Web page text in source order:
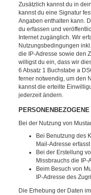
Zusätzlich kannst du in
kannst du eine Signatur
Angaben enthalten kann.
du erfassen und
Internet zugänglich. Wir
Nutzungsbedingungen
die IP-Adresse sowie den
willigst du ein, dass wir
6 Absatz 1 Buchstabe a
ferner notwendig, um den
kannst die erteilte
jederzeit ändern.
Bei der Nutzung von
Bei Benutzung des
Mail-Adresse
Bei der Erstellung
Missbrauchs die IP-
Beim Besuch von
IP-Adresse des
Die Erhebung der Daten